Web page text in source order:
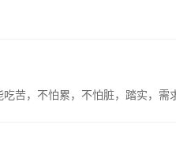
苦，不怕累，不怕脏，踏实，需